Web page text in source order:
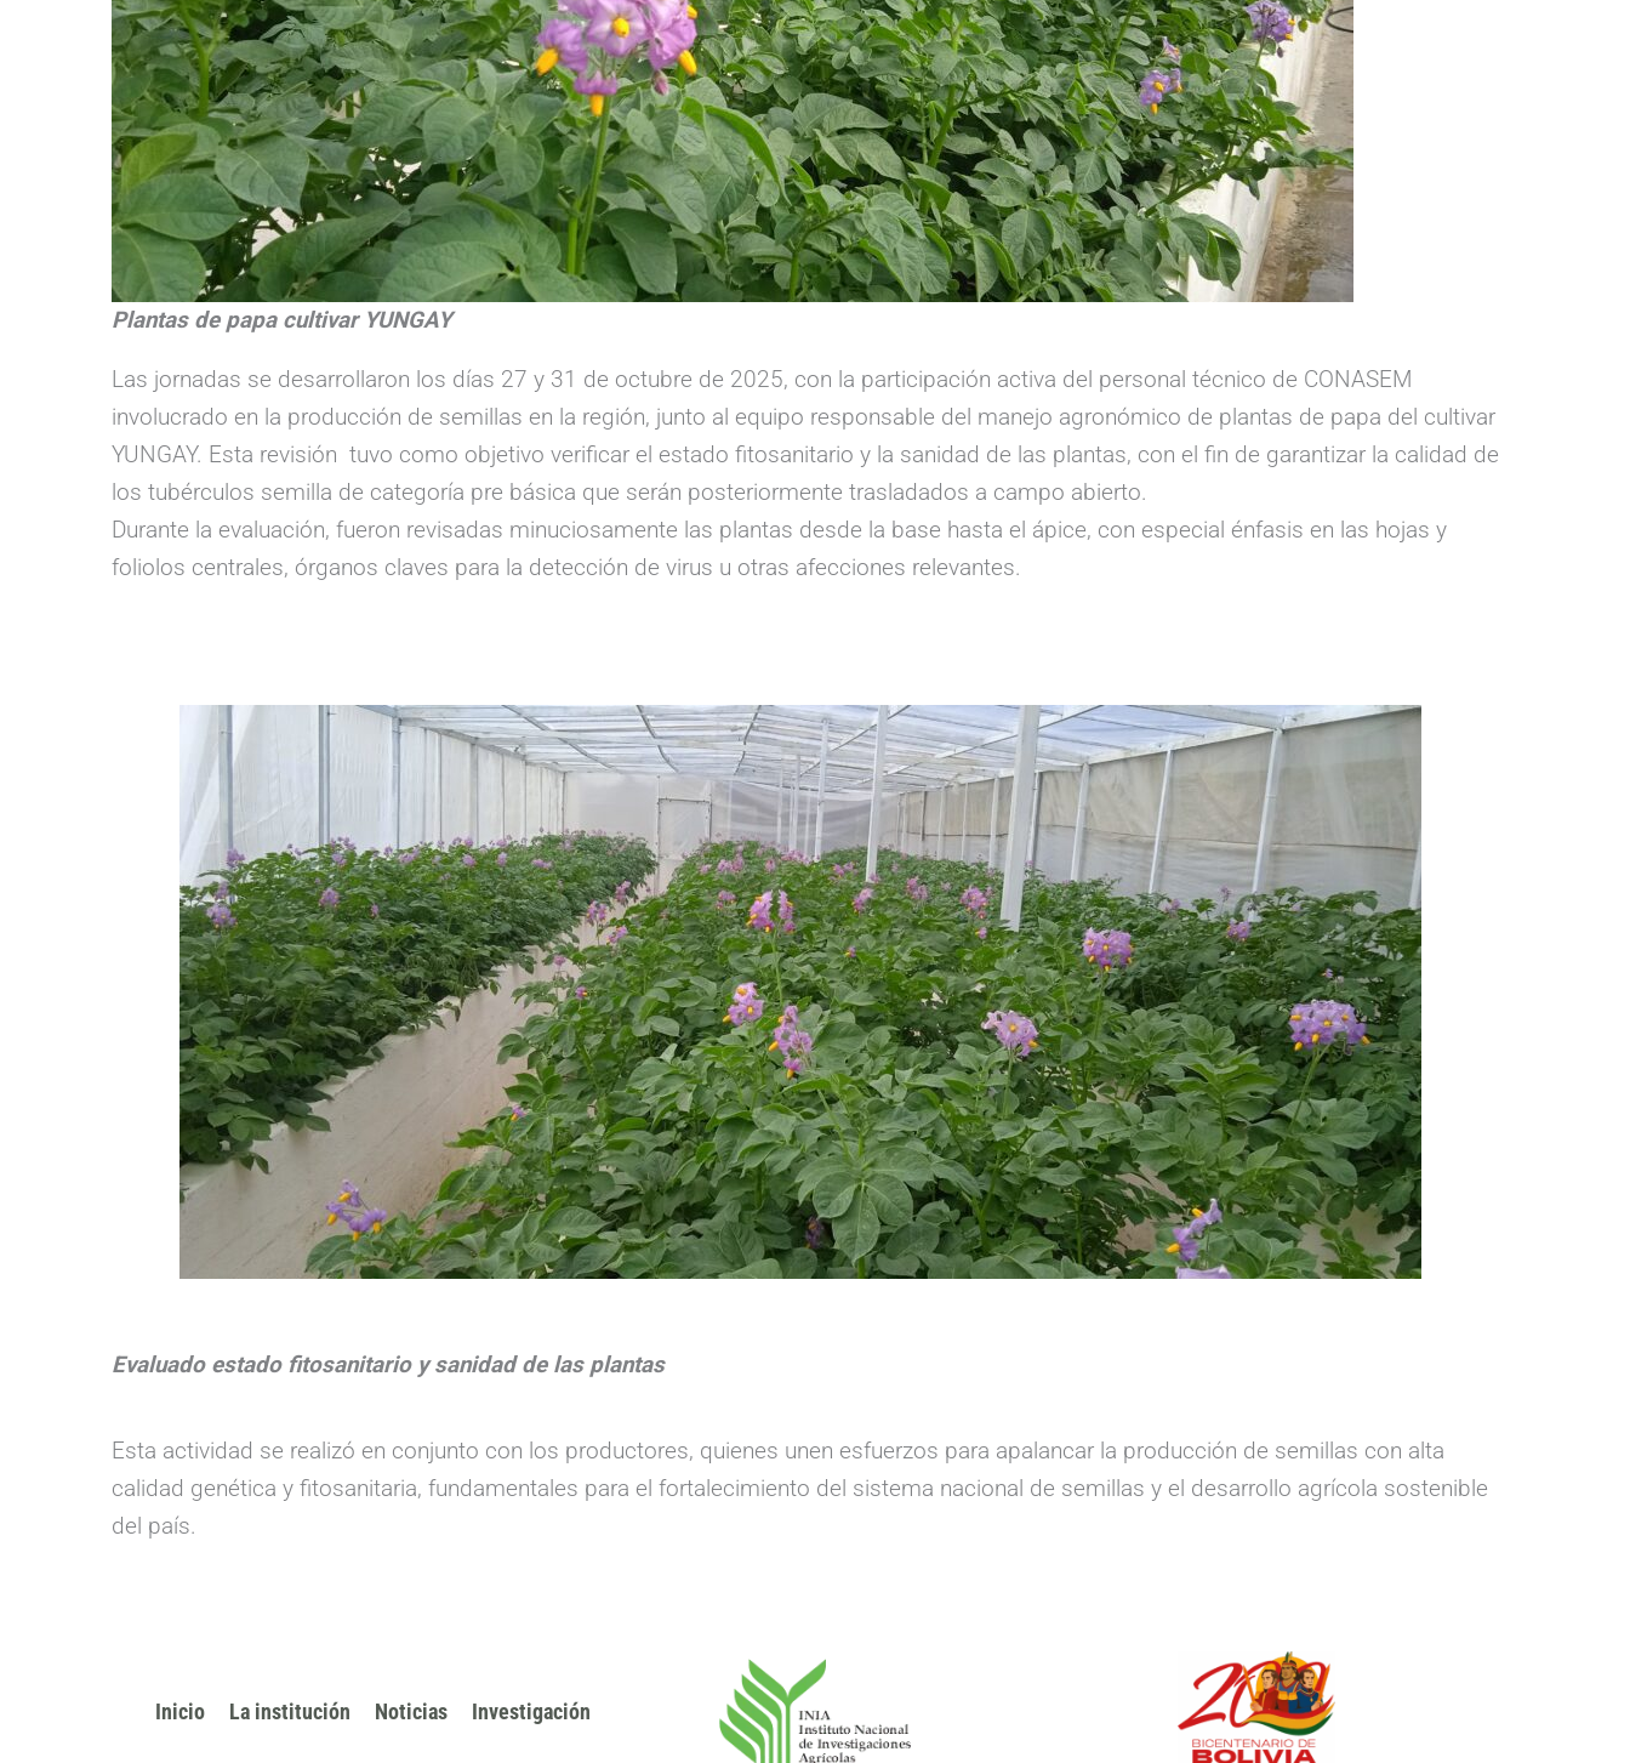
Plantas de papa cultivar YUNGAY
Las jornadas se desarrollaron los días 27 y 31 de octubre de 2025, con la participación activa del personal técnico de CONASEM
involucrado en la producción de semillas en la región, junto al equipo responsable del manejo agronómico de plantas de papa del cultivar
YUNGAY. Esta revisión tuvo como objetivo verificar el estado fitosanitario y la sanidad de las plantas, con el fin de garantizar la calidad de
los tubérculos semilla de categoría pre básica que serán posteriormente trasladados a campo abierto.
Durante la evaluación, fueron revisadas minuciosamente las plantas desde la base hasta el ápice, con especial énfasis en las hojas y
foliolos centrales, órganos claves para la detección de virus u otras afecciones relevantes.
Evaluado estado fitosanitario y sanidad de las plantas
Esta actividad se realizó en conjunto con los productores, quienes unen esfuerzos para apalancar la producción de semillas con alta
calidad genética y fitosanitaria, fundamentales para el fortalecimiento del sistema nacional de semillas y el desarrollo agrícola sostenible
del país.
Inicio La institución Noticias Investigación